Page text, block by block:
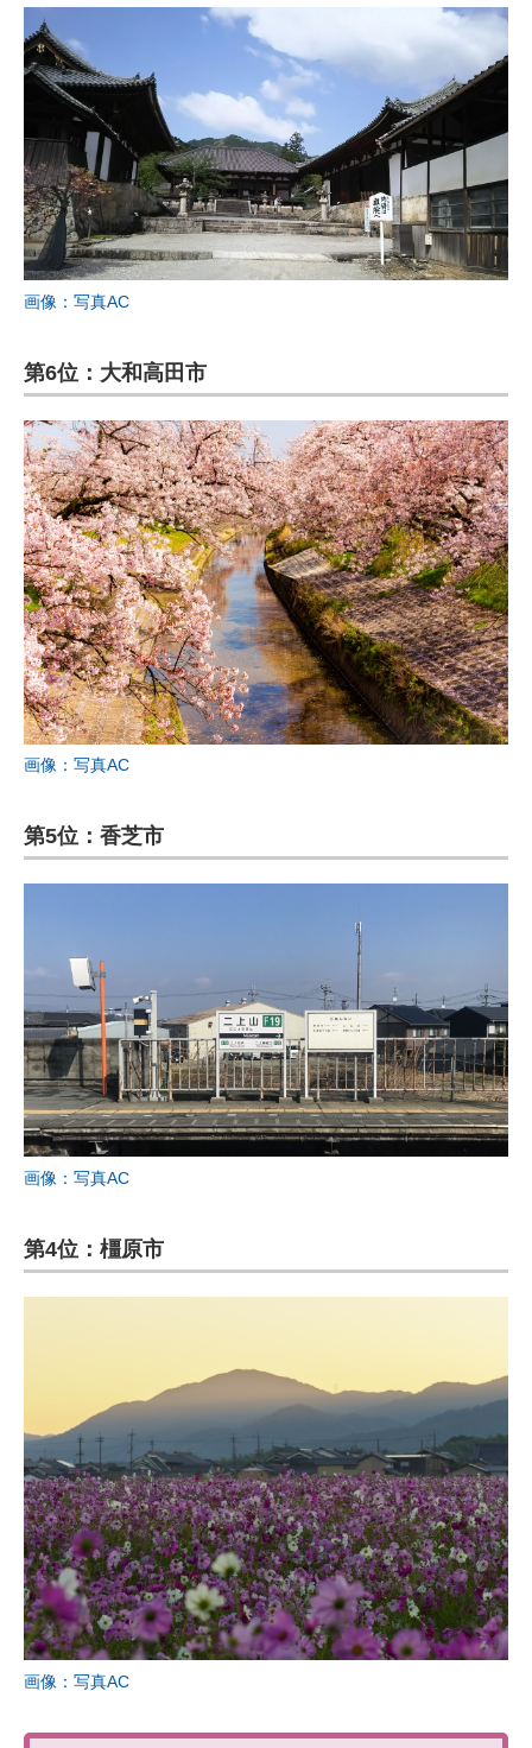
画像：写真AC
第6位：大和高田市
画像：写真AC
第5位：香芝市
画像：写真AC
第4位：橿原市
画像：写真AC